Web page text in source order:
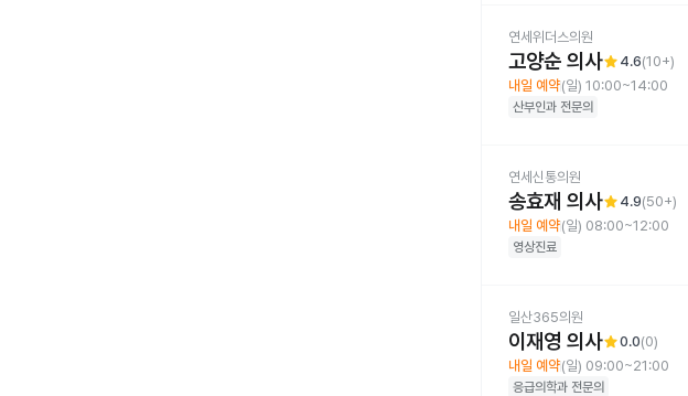
연세위더스의원
고양순 의사star 4.6(10+)
내일 예약(일) 10:00~14:00
산부인과 전문의
연세신통의원
송효재 의사star 4.9(50+)
내일 예약(일) 08:00~12:00
영상진료
일산365의원
이재영 의사star0.0(0)
내일 예약(일) 09:00~21:00
응급의학과 전문의